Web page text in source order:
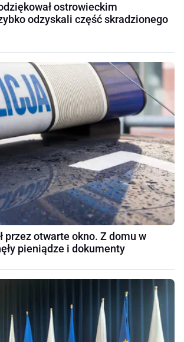
ostrowieckim
odzyskali część skradzionego
przez otwarte okno. Z domu w
pieniądze i dokumenty